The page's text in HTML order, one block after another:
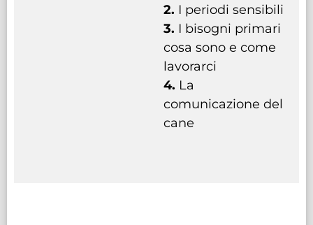
2. I periodi sensibili
3. I bisogni primari
cosa sono e come
lavorarci
4. La
comunicazione del
cane